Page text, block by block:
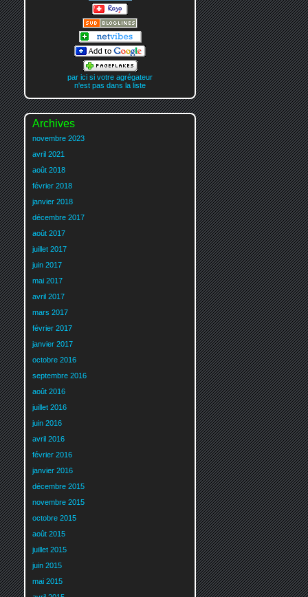
par ici si votre agrégateur
n'est pas dans la liste
Archives
novembre 2023
avril 2021
août 2018
février 2018
janvier 2018
décembre 2017
août 2017
juillet 2017
juin 2017
mai 2017
avril 2017
mars 2017
février 2017
janvier 2017
octobre 2016
septembre 2016
août 2016
juillet 2016
juin 2016
avril 2016
février 2016
janvier 2016
décembre 2015
novembre 2015
octobre 2015
août 2015
juillet 2015
juin 2015
mai 2015